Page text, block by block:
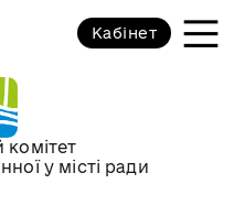
комітет
у місті ради
Кабінет
органами
менеджменту